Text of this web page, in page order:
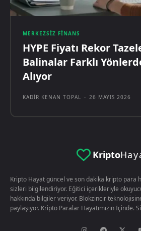
MERKEZSIZ FINANS
HYPE Fiyatı Rekor
Balinalar Farklı
Alıyor
KADIR KENAN TOPAL - 26 MAYIS 2026
Kripto
Kripto Hayat güncel ve son dakika kripto para
sizleri bilgilendiriyor. Eğitici içerikleriyle
hakkında bilgiler veriyor. Blokzincir
paylaşıyor. Kripto Paralar Hayatımızın İçinde.